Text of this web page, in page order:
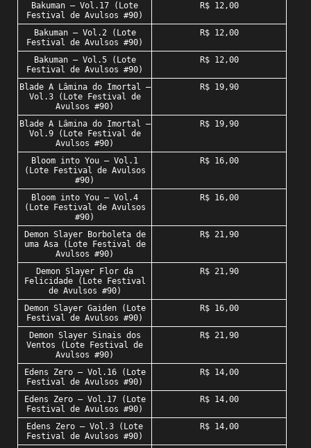
Bakuman – Vol.17 (Lote
Festival de Avulsos #90)
R$ 12,00
Bakuman – Vol.2 (Lote
Festival de Avulsos #90)
R$ 12,00
Bakuman – Vol.5 (Lote
Festival de Avulsos #90)
R$ 12,00
Blade A Lâmina do Imortal –
Vol.3 (Lote Festival de
Avulsos #90)
R$ 19,90
Blade A Lâmina do Imortal –
Vol.9 (Lote Festival de
Avulsos #90)
R$ 19,90
Bloom into You – Vol.1
(Lote Festival de Avulsos
#90)
R$ 16,00
Bloom into You – Vol.4
(Lote Festival de Avulsos
#90)
R$ 16,00
Demon Slayer Borboleta de
uma Asa (Lote Festival de
Avulsos #90)
R$ 21,90
Demon Slayer Flor da
Felicidade (Lote Festival
de Avulsos #90)
R$ 21,90
Demon Slayer Gaiden (Lote
Festival de Avulsos #90)
R$ 16,00
Demon Slayer Sinais dos
Ventos (Lote Festival de
Avulsos #90)
R$ 21,90
Edens Zero – Vol.16 (Lote
Festival de Avulsos #90)
R$ 14,00
Edens Zero – Vol.17 (Lote
Festival de Avulsos #90)
R$ 14,00
Edens Zero – Vol.3 (Lote
Festival de Avulsos #90)
R$ 14,00